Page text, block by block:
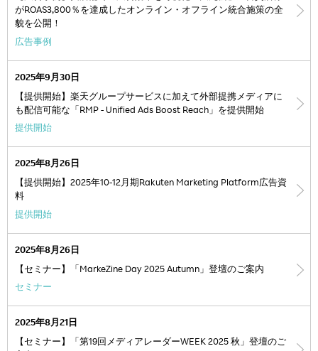
がROAS3,800％を達成したオンライン・オフライン統合施策の全
貌を公開！
広告事例
2025年9月30日
【提供開始】楽天グループサービスに加えて外部提携メディアに
も配信可能な「RMP - Unified Ads Boost Reach」を提供開始
提供開始
2025年8月26日
【提供開始】2025年10-12月期Rakuten Marketing Platform広告資
料
提供開始
2025年8月26日
【セミナー】「MarkeZine Day 2025 Autumn」登壇のご案内
セミナー
2025年8月21日
【セミナー】「第19回メディアレーダーWEEK 2025 秋」登壇のご